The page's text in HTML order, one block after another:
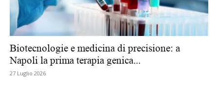
Biotecnologie e medicina di precisione: a
Napoli la prima terapia genica...
27 Luglio 2026